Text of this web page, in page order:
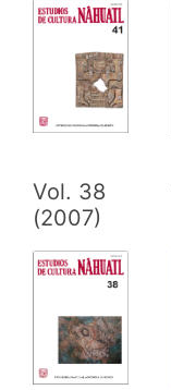
Vol. 38
(2007)